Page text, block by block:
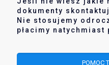
dokumenty
Nie stosujemy
płacimy
POMOC